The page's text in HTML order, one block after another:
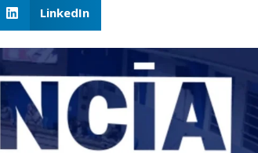
LinkedIn